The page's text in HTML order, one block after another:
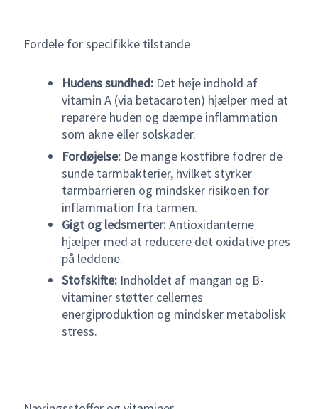
Fordele for specifikke tilstande
Hudens sundhed:Det høje indhold af
vitamin A (via betacaroten) hjælper med at
reparere huden og dæmpe inflammation
som akne eller solskader.
Fordøjelse:De mange kostfibre fodrer de
sunde tarmbakterier, hvilket styrker
tarmbarrieren og mindsker risikoen for
inflammation fra tarmen.
Gigt og ledsmerter:Antioxidanterne
hjælper med at reducere det oxidative pres
på leddene.
Stofskifte:Indholdet af mangan og B-
vitaminer støtter cellernes
energiproduktion og mindsker metabolisk
stress.